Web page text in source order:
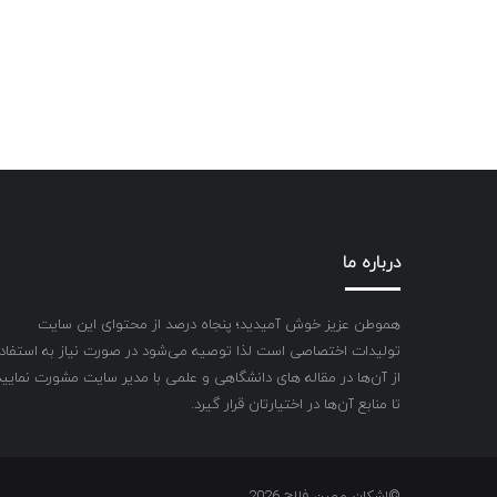
درباره ما
هموطن عزیز خوش آمیدید؛ پنجاه درصد از محتوای این سایت
تولیدات اختصاصی است لذا توصیه می‌شود در صورت نیاز به
از آن‌ها در مقاله های دانشگاهی و علمی با مدیر سایت مشورت
تا منابع آن‌ها در اختیارتان قرار گیرد.